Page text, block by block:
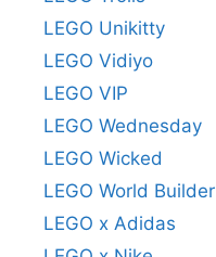
LEGO Unikitty
LEGO Vidiyo
LEGO VIP
LEGO Wednesday
LEGO Wicked
LEGO World Builder
LEGO x Adidas